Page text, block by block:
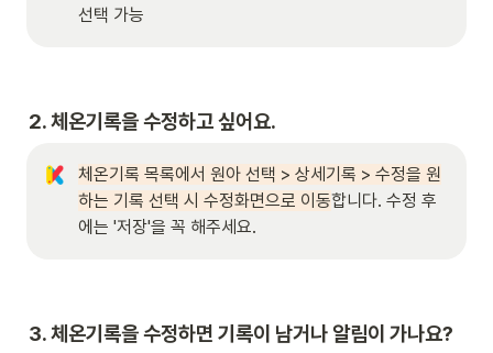
선택 가능
2. 체온기록을 수정하고 싶어요.
체온기록 목록에서 원아 선택 > 상세기록 > 수정을 원
하는 기록 선택 시 수정화면으로 이동합니다. 수정 후
에는 '저장'을 꼭 해주세요.
3. 체온기록을 수정하면 기록이 남거나 알림이 가나요?